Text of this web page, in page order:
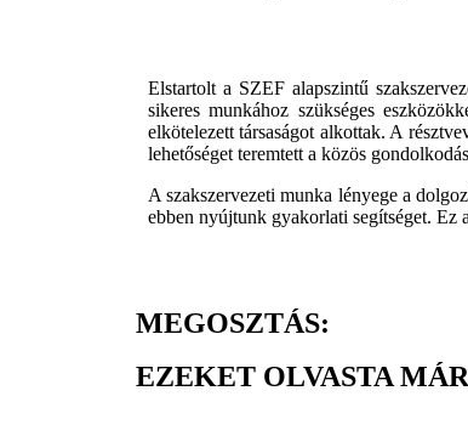
Elstartolt a SZEF alapszintű
sikeres munkához szükséges
elkötelezett társaságot alkottak. A
lehetőséget teremtett a közös
A szakszervezeti munka lényege a
ebben nyújtunk gyakorlati segítséget. Ez
MEGOSZTÁS:
EZEKET OLVASTA